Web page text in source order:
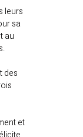
leurs
sa
au
des
et